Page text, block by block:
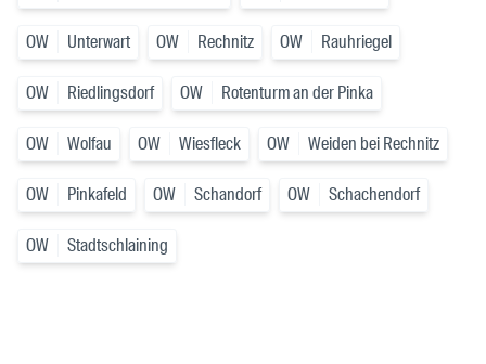
OW Unterwart OW Rechnitz OW Rauhriegel
OW Riedlingsdorf OW Rotenturm an der Pinka
OW Wolfau OW Wiesfleck OW Weiden bei Rechnitz
OW Pinkafeld OW Schandorf OW Schachendorf
OW Stadtschlaining